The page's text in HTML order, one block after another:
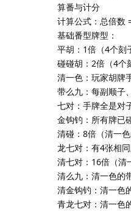
算番与计分
计算公式：总倍数
基础番型牌型：
平胡：1倍（4个刻
碰碰胡：2倍（4个
清一色：玩家胡牌
带么九：每副顺子
七对：手牌全是对
金钩钓：所有牌已
清碰：8倍（清一色
龙七对：有4张相
清七对：16倍（清
清么九：清一色的
清金钩钓：清一色
青龙七对：清一色